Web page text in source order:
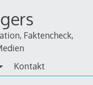
Faktencheck,
Kontakt